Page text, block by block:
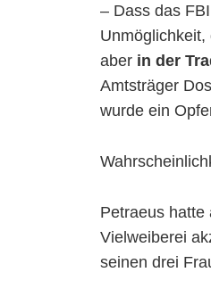
– Dass das
aber in der
Amtsträger
wurde ein
Petraeus hatte
Vielweiberei
seinen drei